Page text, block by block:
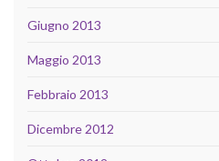
Giugno 2013
Maggio 2013
Febbraio 2013
Dicembre 2012